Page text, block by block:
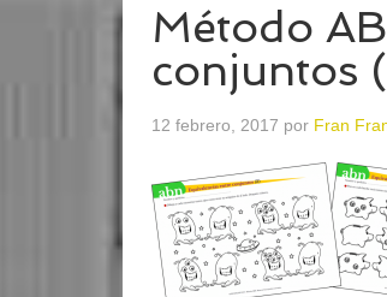
Método
conjuntos
12 febrero, 2017 por Fran